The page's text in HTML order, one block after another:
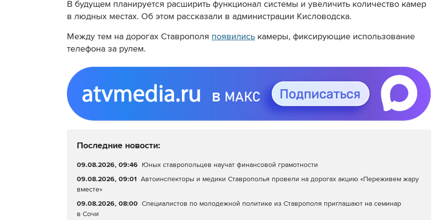
В будущем планируется расширить функционал системы и увеличить количество камер
в людных местах. Об этом рассказали в администрации Кисловодска.
Между тем на дорогах Ставрополя появились камеры, фиксирующие использование
телефона за рулем.
Последние новости:
09.08.2026, 09:46 Юных ставропольцев научат финансовой грамотности
09.08.2026, 09:01 Автоинспекторы и медики Ставрополья провели на дорогах акцию «Переживем жару
вместе»
09.08.2026, 08:00 Специалистов по молодежной политике из Ставрополя приглашают на семинар
в Сочи